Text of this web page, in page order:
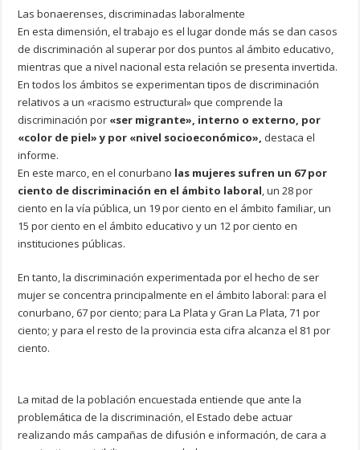
Las bonaerenses, discriminadas laboralmente
En esta dimensión, el trabajo es el lugar donde más se dan casos
de discriminación al superar por dos puntos al ámbito educativo,
mientras que a nivel nacional esta relación se presenta invertida.
En todos los ámbitos se experimentan tipos de discriminación
relativos a un «racismo estructural» que comprende la
discriminación por «ser migrante», interno o externo, por
«color de piel» y por «nivel socioeconómico», destaca el
informe.
En este marco, en el conurbano las mujeres sufren un 67 por
ciento de discriminación en el ámbito laboral, un 28 por
ciento en la vía pública, un 19 por ciento en el ámbito familiar, un
15 por ciento en el ámbito educativo y un 12 por ciento en
instituciones públicas.
En tanto, la discriminación experimentada por el hecho de ser
mujer se concentra principalmente en el ámbito laboral: para el
conurbano, 67 por ciento; para La Plata y Gran La Plata, 71 por
ciento; y para el resto de la provincia esta cifra alcanza el 81 por
ciento.
La mitad de la población encuestada entiende que ante la
problemática de la discriminación, el Estado debe actuar
realizando más campañas de difusión e información, de cara a